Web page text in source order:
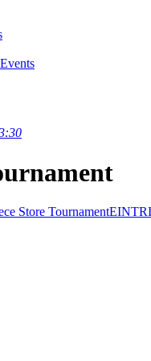
Store Tournament